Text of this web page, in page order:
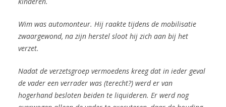
Wim was automonteur. Hij raakte tijdens de mobilisatie
zwaargewond, na zijn herstel sloot hij zich aan bij het
verzet.
Nadat de verzetsgroep vermoedens kreeg dat in ieder geval
de vader een verrader was (terecht?) werd er van
hogerhand besloten beiden te liquideren. Er werd nog